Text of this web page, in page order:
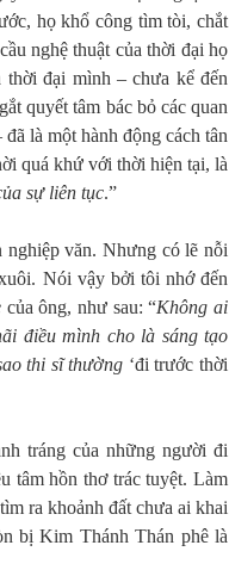
họ khổ công tìm tòi, chắt
nghệ thuật của thời đại họ
thời đại mình – chưa kể đến
quyết tâm bác bỏ các quan
là một hành động cách tân
quá khứ với thời hiện tại, là
sự liên tục.”
văn. Nhưng có lẽ nỗi
Nói vậy bởi tôi nhớ đến
của ông, như sau: “Không ai
điều mình cho là sáng tạo
thi sĩ thường ‘đi trước thời
tráng của những người đi
tâm hồn thơ trác tuyệt. Làm
ra khoảnh đất chưa ai khai
bị Kim Thánh Thán phê là